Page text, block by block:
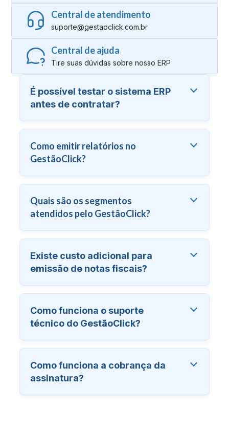
Central de atendimento
suporte@gestaoclick.com.br
Central de ajuda
Tire suas dúvidas sobre nosso ERP
É possível testar o sistema ERP
antes de contratar?
Como emitir relatórios no
GestãoClick?
Quais são os segmentos
atendidos pelo GestãoClick?
Existe custo adicional para
emissão de notas fiscais?
Como funciona o suporte
técnico do GestãoClick?
Como funciona a cobrança da
assinatura?